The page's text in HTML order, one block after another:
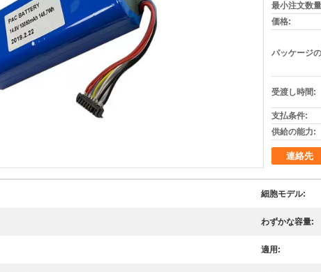
最小注文数
価格:
パッケージ
受渡し時間:
支払条件:
供給の能力:
連絡先
細胞モデル:
わずかな容量:
適用: